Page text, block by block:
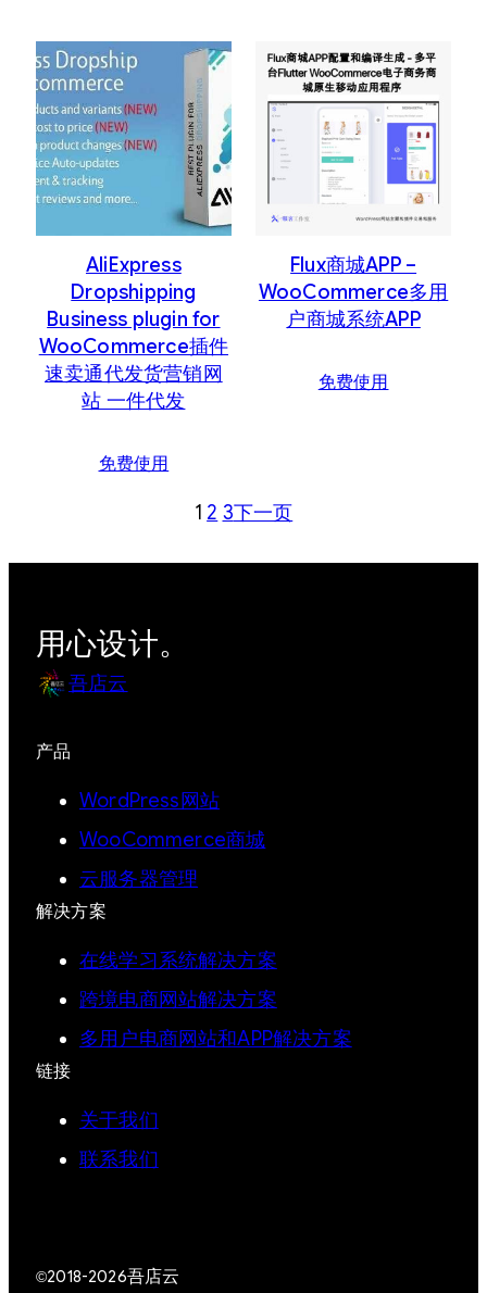
AliExpress
Dropshipping
Business plugin for
WooCommerce插件
速卖通代发货营销网
站 一件代发
免费使用
Flux商城APP –
WooCommerce多用
户商城系统APP
免费使用
1 2 3下一页
用心设计。
吾店云
产品
WordPress网站
WooCommerce商城
云服务器管理
解决方案
在线学习系统解决方案
跨境电商网站解决方案
多用户电商网站和APP解决方案
链接
关于我们
联系我们
©2018-2026吾店云